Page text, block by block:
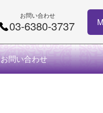
お問い合わせ
03-6380-3737
お問い合わせ